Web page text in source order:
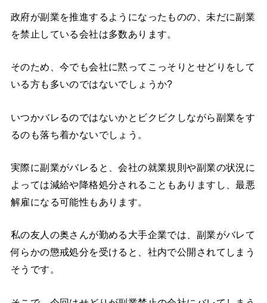
政府が副業を推進するようになったものの、未だに副業
を禁止している会社は多数あります。
そのため、今でも会社に黙ってこっそりとせどりをして
いる方も多いのではないでしょうか?
いつかバレるのではないかとビクビクしながら副業をす
るのも落ち着かないでしょう。
実際に副業がバレると、会社の就業規則や副業の状況に
よっては減給や降格処分されることもありますし、最悪
解雇になる可能性もあります。
私の友人の奥さんが勤める大手企業では、副業がバレて
何らかの懲戒処分を受けると、社内で公開されてしまう
そうです。